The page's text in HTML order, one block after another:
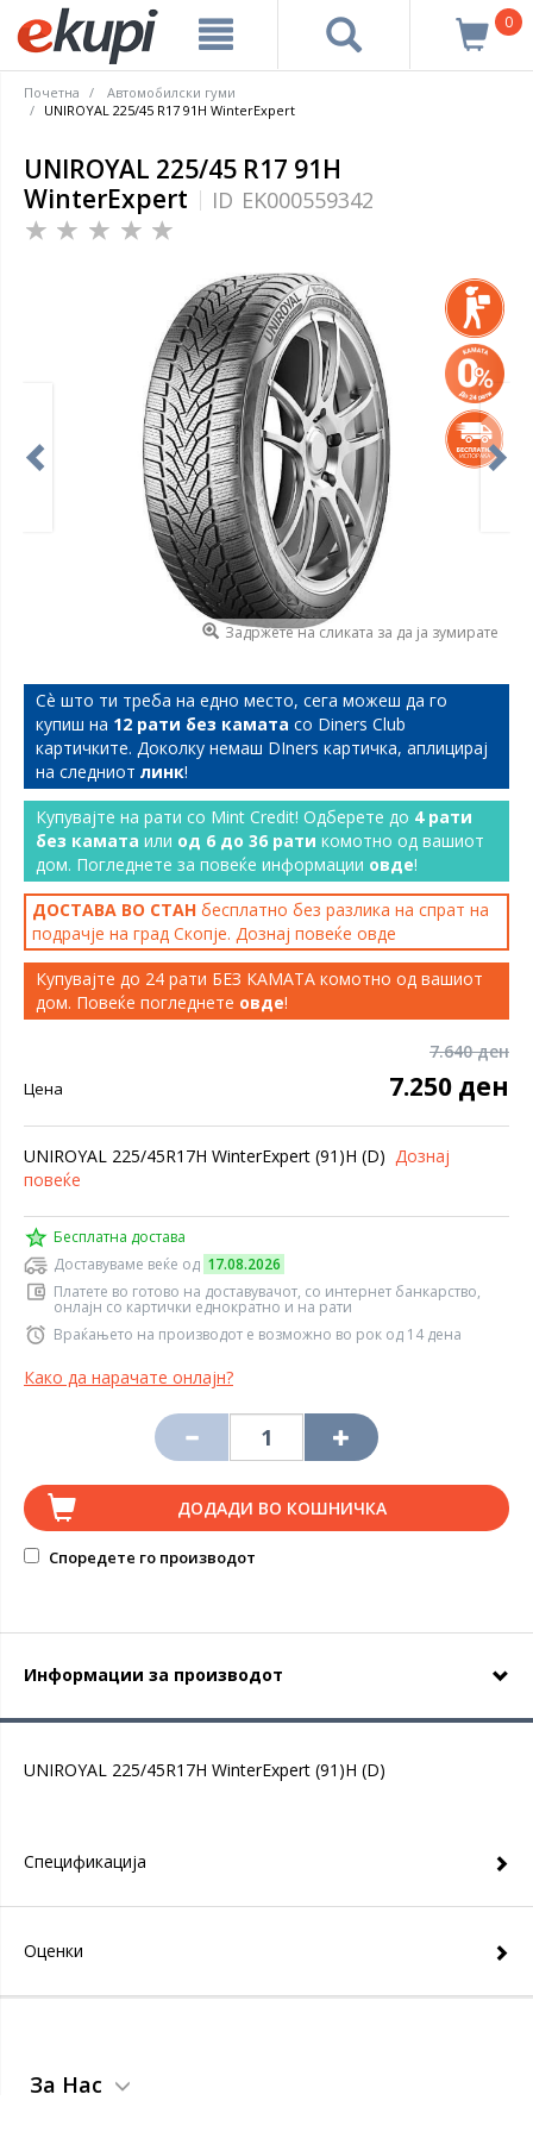
0
Почетна
Автомобилски гуми
UNIROYAL 225/45 R17 91H WinterExpert
UNIROYAL 225/45 R17 91H
WinterExpert
ID EK000559342
Задржете на сликата за да ја зумирате
Сѐ што ти треба на едно место, сега можеш да го
купиш на 12 рати без камата со Diners Club
картичките. Доколку немаш DIners картичка, аплицирај
на следниот линк!
Купувајте на рати со Mint Credit! Одберете до 4 рати
без камата или од 6 до 36 рати комотно од вашиот
дом. Погледнете за повеќе информации овде!
ДОСТАВА ВО СТАН бесплатно без разлика на спрат на
подрачје на град Скопје. Дознај повеќе овде
Купувајте до 24 рати БЕЗ КАМАТА комотно од вашиот
дом. Повеќе погледнете овде!
7.640 ден
Цена 7.250 ден
UNIROYAL 225/45R17H WinterExpert (91)H (D) Дознај
повеќе
Бесплатна достава
Доставуваме веќе од 17.08.2026
Платете во готово на доставувачот, со интернет банкарство,
онлајн со картички еднократно и на рати
Враќањето на производот е возможно во рок од 14 дена
Како да нарачате онлајн?
ДОДАДИ ВО КОШНИЧКА
Споредете го производот
Информации за производот
UNIROYAL 225/45R17H WinterExpert (91)H (D)
Спецификација
Оценки
За Нас